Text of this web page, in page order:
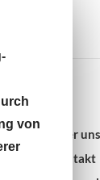
von
Über uns
Kontakt